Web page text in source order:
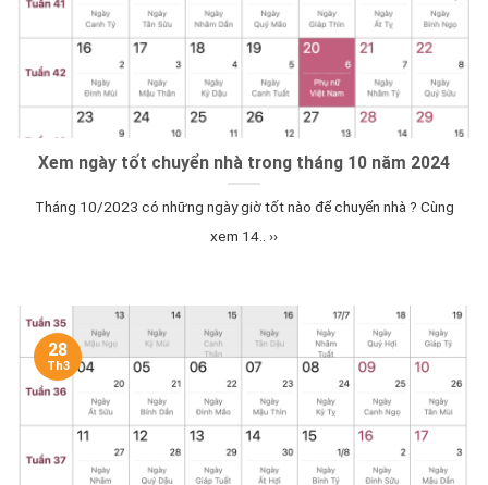
Xem ngày tốt chuyển nhà trong tháng 10 năm 2024
Tháng 10/2023 có những ngày giờ tốt nào để chuyển nhà ? Cùng
xem 14.. ››
28
Th3